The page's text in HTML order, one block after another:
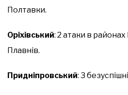
Полтавки.
Оріхівський: 2 атаки в
Плавнів.
Придніпровський: 3